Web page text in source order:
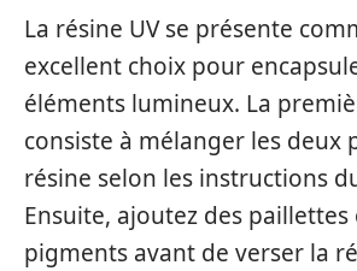
La résine UV se présente
excellent choix pour
éléments lumineux. La
consiste à mélanger les deux
résine selon les instructions
Ensuite, ajoutez des paillettes
pigments avant de verser la